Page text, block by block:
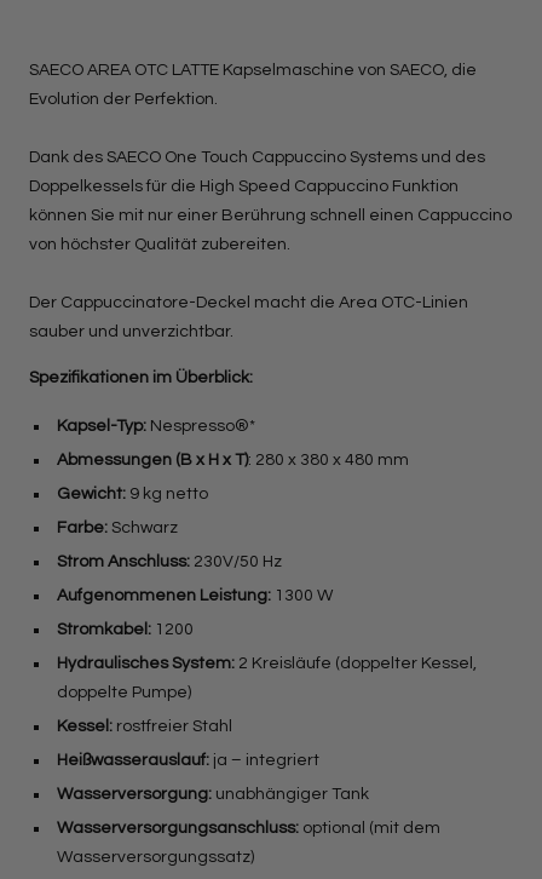
SAECO AREA OTC LATTE Kapselmaschine von SAECO, die
Evolution der Perfektion.
Dank des SAECO One Touch Cappuccino Systems und des
Doppelkessels für die High Speed Cappuccino Funktion
können Sie mit nur einer Berührung schnell einen Cappuccino
von höchster Qualität zubereiten.
Der Cappuccinatore-Deckel macht die Area OTC-Linien
sauber und unverzichtbar.
Spezifikationen im Überblick:
Kapsel-Typ:Nespresso®*
Abmessungen (B x H x T): 280 x 380 x 480 mm
Gewicht:9 kg netto
Farbe: Schwarz
Strom Anschluss: 230V/50 Hz
Aufgenommenen Leistung:1300 W
Stromkabel:1200
Hydraulisches System: 2 Kreisläufe (doppelter Kessel,
doppelte Pumpe)
Kessel:rostfreier Stahl
Heißwasserauslauf:ja – integriert
Wasserversorgung:unabhängiger Tank
Wasserversorgungsanschluss:optional (mit dem
Wasserversorgungssatz)